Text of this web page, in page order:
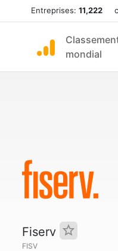
Entreprises: 11,222
mondial
Fiserv
FISV